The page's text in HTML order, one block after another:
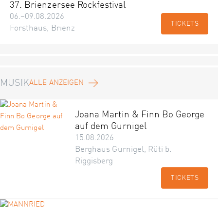
37. Brienzersee Rockfestival
06.–09.08.2026
Forsthaus, Brienz
TICKETS
MUSIKALLE ANZEIGEN
Joana Martin & Finn Bo George
auf dem Gurnigel
15.08.2026
Berghaus Gurnigel, Rüti b.
Riggisberg
TICKETS